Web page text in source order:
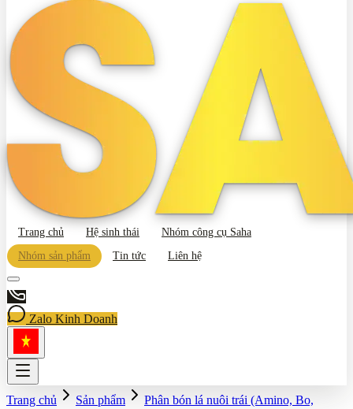
Trang chủ Hệ sinh thái
Nhóm công cụ Saha
Nhóm sản phẩm
Tin tức Liên hệ
Zalo Kinh Doanh
Trang chủ Sản phẩm
Phân bón lá nuôi trái (Amino, Bo,